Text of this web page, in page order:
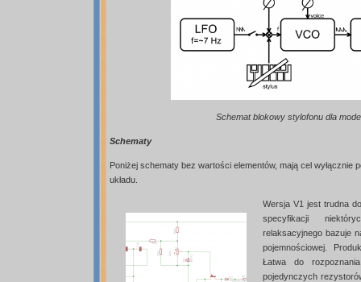
Schemat blokowy stylofonu dla
Schematy
Poniżej schematy bez wartości elementów, mają cel wyłącznie
układu.
Wersja V1 jest trudna
specyfikacji
relaksacyjnego bazuje
pojemnościowej.
Łatwa do
pojedynczych